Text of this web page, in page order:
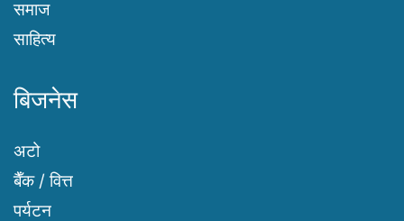
समाज
साहित्य
बिजनेस
अटो
बैँक / वित्त
पर्यटन